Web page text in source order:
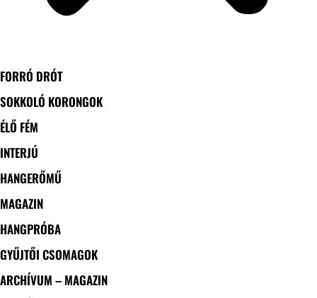
FORRÓ DRÓT
SOKKOLÓ KORONGOK
ÉLŐ FÉM
INTERJÚ
HANGERŐMŰ
MAGAZIN
HANGPRÓBA
GYŰJTŐI CSOMAGOK
ARCHÍVUM – MAGAZIN